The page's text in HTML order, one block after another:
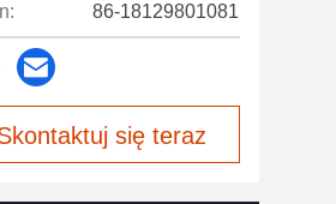
86-18129801081
się teraz